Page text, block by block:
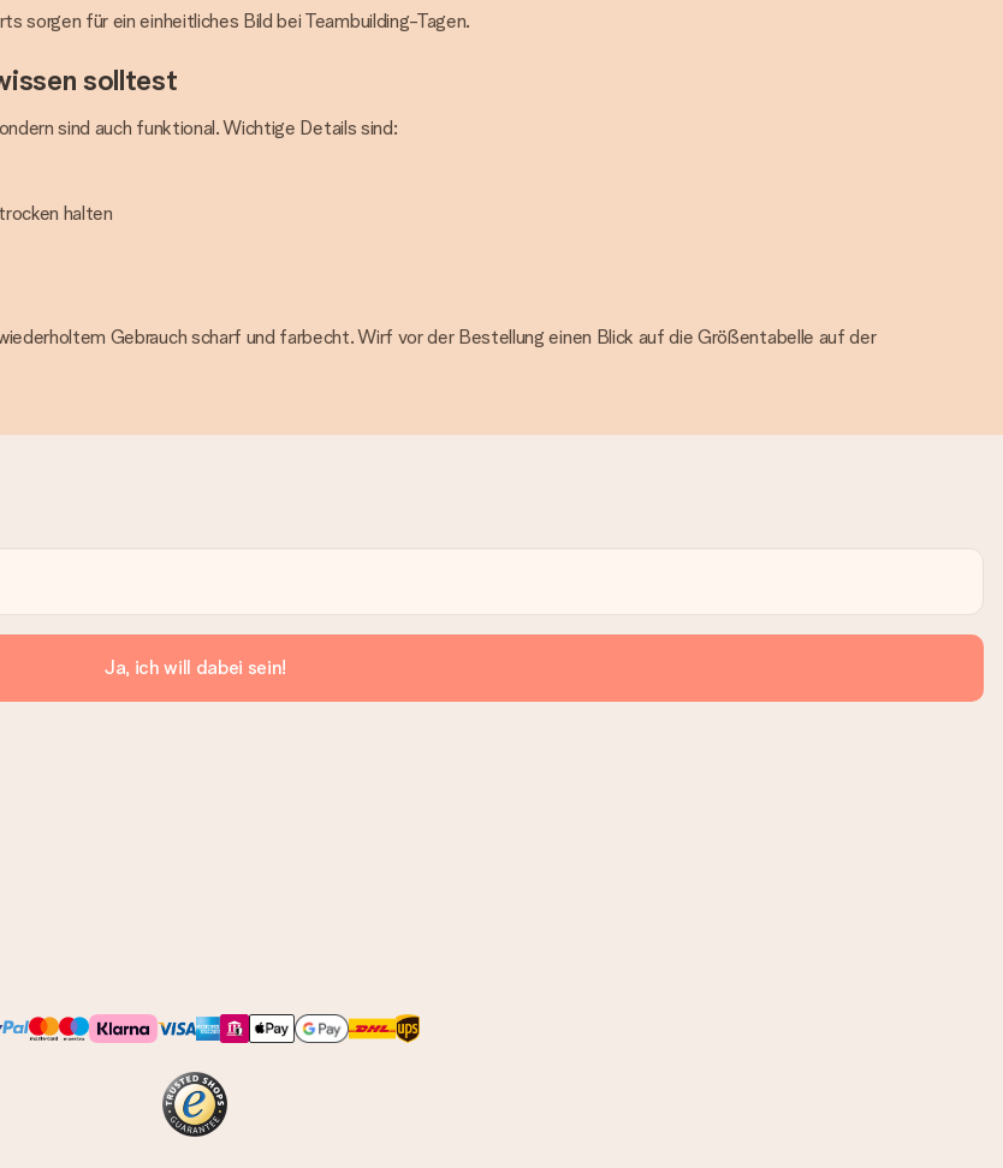
sorgen für ein einheitliches Bild bei Teambuilding-Tagen.
solltest
sind auch funktional. Wichtige Details sind:
halten
Gebrauch scharf und farbecht. Wirf vor der Bestellung einen Blick auf die Größentabelle auf der
Ja, ich will dabei sein!